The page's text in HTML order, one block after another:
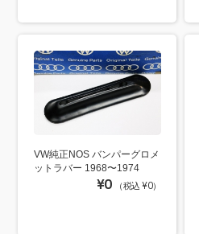
VW純正NOS バンパーグロメ
ットラバー 1968〜1974
¥0 （税込 ¥0）